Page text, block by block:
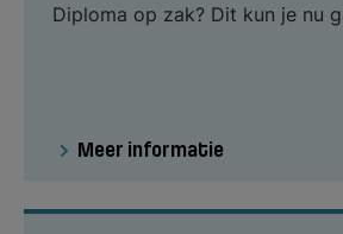
Diploma op zak? Dit kun je nu
Meer informatie